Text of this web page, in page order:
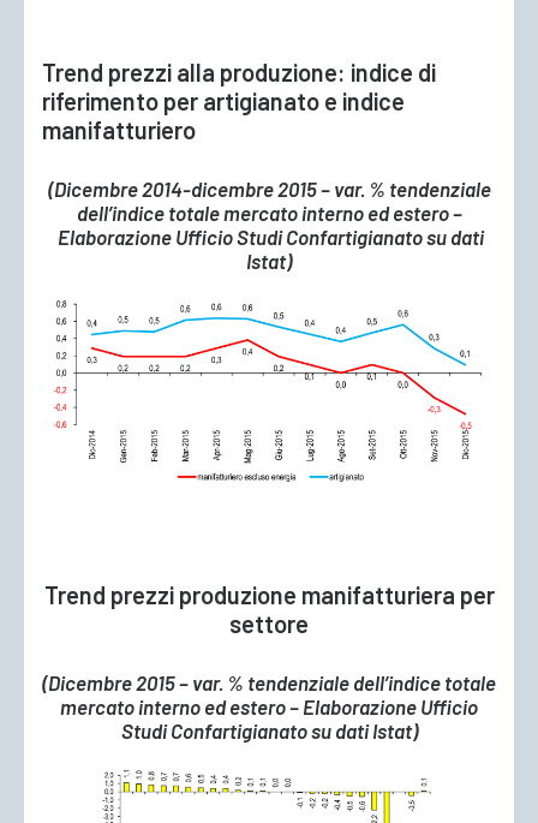
Trend prezzi alla produzione: indice di
riferimento per artigianato e indice
manifatturiero
(Dicembre 2014-dicembre 2015 – var. % tendenziale
dell’indice totale mercato interno ed estero –
Elaborazione Ufficio Studi Confartigianato su dati
Istat)
Trend prezzi produzione manifatturiera per
settore
(Dicembre 2015 – var. % tendenziale dell’indice totale
mercato interno ed estero – Elaborazione Ufficio
Studi Confartigianato su dati Istat)